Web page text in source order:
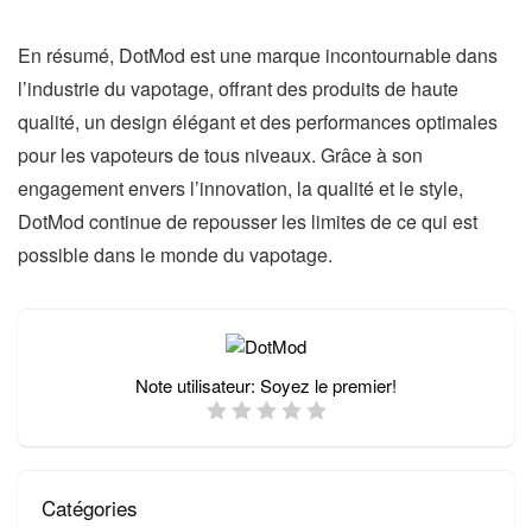
En résumé, DotMod est une marque incontournable dans
l’industrie du vapotage, offrant des produits de haute
qualité, un design élégant et des performances optimales
pour les vapoteurs de tous niveaux. Grâce à son
engagement envers l’innovation, la qualité et le style,
DotMod continue de repousser les limites de ce qui est
possible dans le monde du vapotage.
Note utilisateur: Soyez le premier!
Catégories